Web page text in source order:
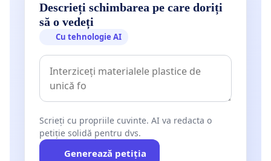
Descrieți schimbarea pe care doriți
să o vedeți
Cu tehnologie AI
Scrieți cu propriile cuvinte. AI va redacta o
petiție solidă pentru dvs.
Generează petiția